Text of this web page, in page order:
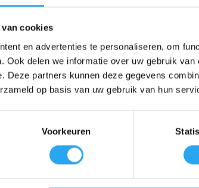
van cookies
en advertenties te personaliseren, om
Ook delen we informatie over uw gebruik
Deze partners kunnen deze gegevens
op basis van uw gebruik van hun
Voorkeuren